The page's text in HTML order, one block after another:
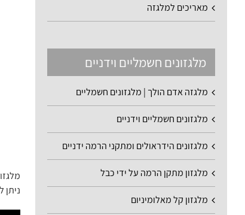
ניתן
מאריכים למלגזה
מלגזונים חשמליים וידניים
מלגזה אדם הולך | מלגזונים חשמליים
מלגזונים חשמליים וידניים
מלגזונים הידראולים ומתקני הרמה ידניים
מלגזון מתקן הרמה על ידי כבל
מלגזון קל מאלומיניום